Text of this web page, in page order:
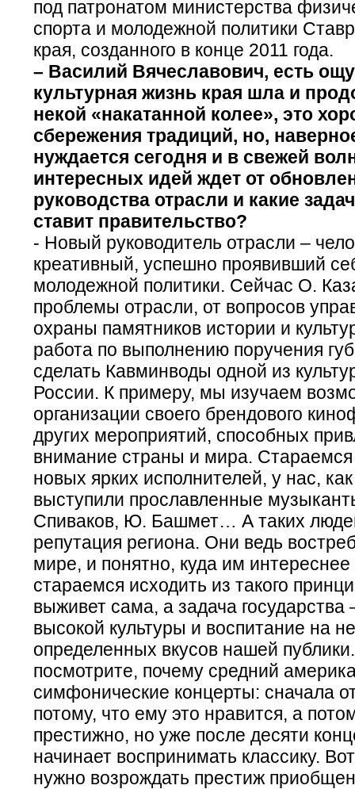
под патронатом министерства
спорта и молодежной политики
края, созданного в конце 2011 года.
– Василий Вячеславович, есть
культурная жизнь края шла и
некой «накатанной колее», это
сбережения традиций, но,
нуждается сегодня и в свежей
интересных идей ждет от
руководства отрасли и какие
ставит правительство?
- Новый руководитель отрасли –
креативный, успешно проявивший
молодежной политики. Сейчас О.
проблемы отрасли, от вопросов
охраны памятников истории и
работа по выполнению поручения
сделать Кавминводы одной из
России. К примеру, мы изучаем
организации своего брендового
других мероприятий, способных
внимание страны и мира. Стараемся
новых ярких исполнителей, у нас,
выступили прославленные
Спиваков, Ю. Башмет… А таких
репутация региона. Они ведь
мире, и понятно, куда им
стараемся исходить из такого
выживет сама, а задача государства
высокой культуры и воспитание на
определенных вкусов нашей
посмотрите, почему средний
симфонические концерты: сначала
потому, что ему это нравится, а
престижно, но уже после десяти
начинает воспринимать классику.
нужно возрождать престиж